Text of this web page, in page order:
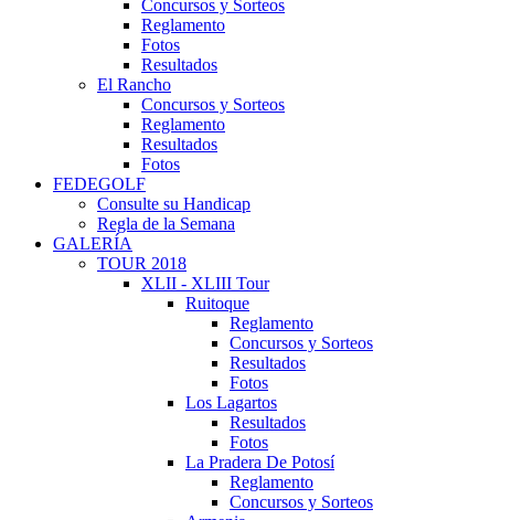
Concursos y Sorteos
Reglamento
Fotos
Resultados
El Rancho
Concursos y Sorteos
Reglamento
Resultados
Fotos
FEDEGOLF
Consulte su Handicap
Regla de la Semana
GALERÍA
TOUR 2018
XLII - XLIII Tour
Ruitoque
Reglamento
Concursos y Sorteos
Resultados
Fotos
Los Lagartos
Resultados
Fotos
La Pradera De Potosí
Reglamento
Concursos y Sorteos